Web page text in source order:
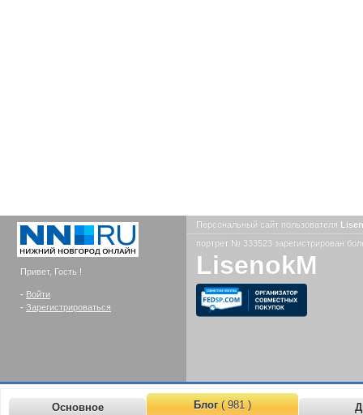
Привет, Гость !
- Войти
- Зарегистрироваться
Персональный сайт пользователя
портрет № 333523 зарегистрирован
LisenokM
Основное Блог( 981 )